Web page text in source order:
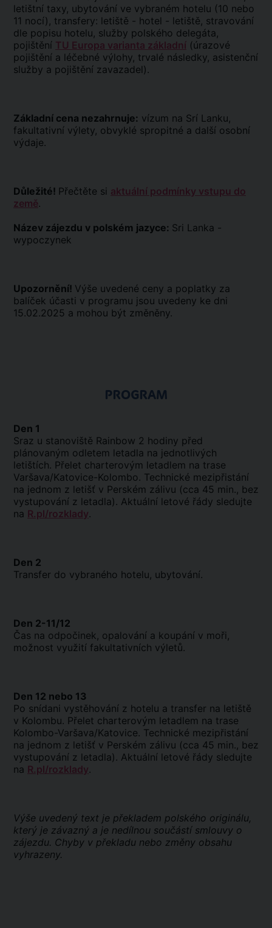
letištní taxy, ubytování ve vybraném hotelu (10 nebo
11 nocí), transfery: letiště - hotel - letiště, stravování
dle popisu hotelu, služby polského delegáta,
pojištění TU Europa varianta základní (úrazové
pojištění a léčebné výlohy, trvalé následky, asistenční
služby a pojištění zavazadel).
Základní cena nezahrnuje: vízum na Srí Lanku,
fakultativní výlety, obvyklé spropitné a další osobní
výdaje.
Důležité! Přečtěte si aktuální podmínky vstupu do
země.
Název zájezdu v polském jazyce: Sri Lanka -
wypoczynek
Upozornění! Výše uvedené ceny a poplatky za
balíček účasti v programu jsou uvedeny ke dni
15.02.2025 a mohou být změněny.
PROGRAM
Den 1
Sraz u stanoviště Rainbow 2 hodiny před
plánovaným odletem letadla na jednotlivých
letištích. Přelet charterovým letadlem na trase
Varšava/Katovice-Kolombo. Technické mezipřistání
na jednom z letišť v Perském zálivu (cca 45 min., bez
vystupování z letadla). Aktuální letové řády sledujte
na R.pl/rozklady.
Den 2
Transfer do vybraného hotelu, ubytování.
Den 2-11/12
Čas na odpočinek, opalování a koupání v moři,
možnost využití fakultativních výletů.
Den 12 nebo 13
Po snídani vystěhování z hotelu a transfer na letiště
v Kolombu. Přelet charterovým letadlem na trase
Kolombo-Varšava/Katovice. Technické mezipřistání
na jednom z letišť v Perském zálivu (cca 45 min., bez
vystupování z letadla). Aktuální letové řády sledujte
na R.pl/rozklady.
Výše uvedený text je překladem polského originálu,
který je závazný a je nedílnou součástí smlouvy o
zájezdu. Chyby v překladu nebo změny obsahu
vyhrazeny.